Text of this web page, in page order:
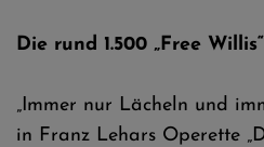
Die rund 1.500 „Free Willis“
„Immer nur Lächeln und
in Franz Lehars Operette